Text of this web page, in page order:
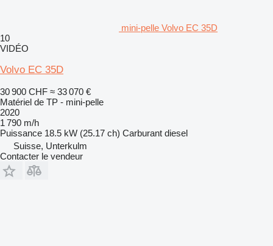
mini-pelle Volvo EC 35D
10
VIDÉO
Volvo EC 35D
30 900 CHF ≈ 33 070 €
Matériel de TP - mini-pelle
2020
1 790 m/h
Puissance 18.5 kW (25.17 ch) Carburant diesel
Suisse, Unterkulm
Contacter le vendeur